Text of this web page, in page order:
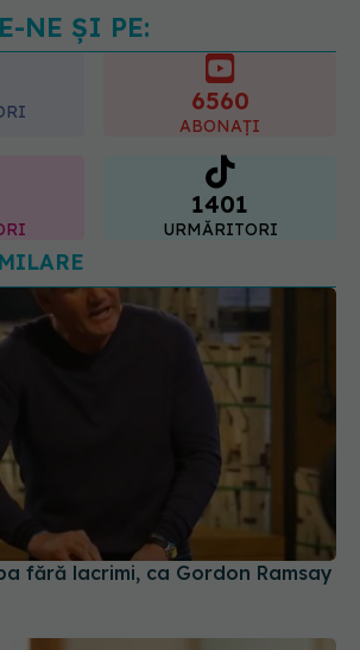
NE ȘI PE:
6560
ABONAȚI
1401
URMĂRITORI
fără lacrimi, ca Gordon Ramsay